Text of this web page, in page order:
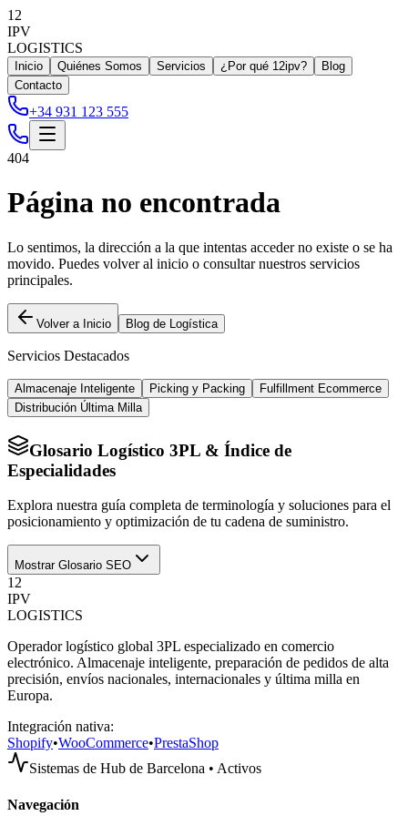
12
IPV
LOGISTICS
Inicio Quiénes Somos Servicios ¿Por qué 12ipv?
Blog
Contacto
+34 931 123 555
404
Página no encontrada
Lo sentimos, la dirección a la que intentas acceder no existe o se ha
movido. Puedes volver al inicio o consultar nuestros servicios
principales.
Volver a Inicio Blog de Logística
Servicios Destacados
Almacenaje Inteligente Picking y Packing
Fulfillment Ecommerce
Distribución Última Milla
Glosario Logístico 3PL & Índice de
Especialidades
Explora nuestra guía completa de terminología y soluciones para el
posicionamiento y optimización de tu cadena de suministro.
Mostrar Glosario SEO
12
IPV
LOGISTICS
Operador logístico global 3PL especializado en comercio
electrónico. Almacenaje inteligente, preparación de pedidos de alta
precisión, envíos nacionales, internacionales y última milla en
Europa.
Integración nativa:
Shopify•WooCommerce•PrestaShop
Sistemas de Hub de Barcelona • Activos
Navegación